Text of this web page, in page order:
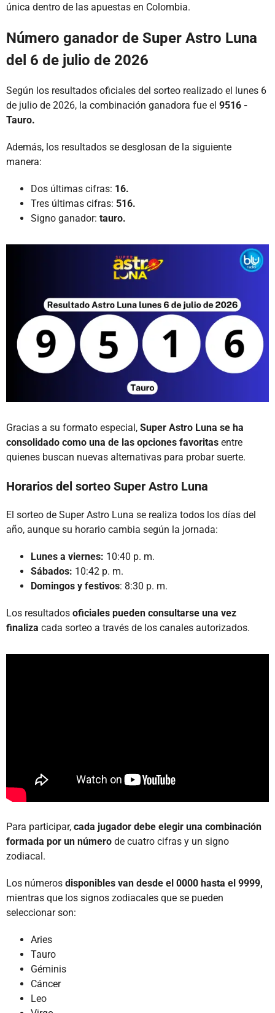
única dentro de las apuestas en Colombia.
Número ganador de Super Astro Luna
del 6 de julio de 2026
Según los resultados oficiales del sorteo realizado el lunes 6
de julio de 2026, la combinación ganadora fue el 9516 -
Tauro.
Además, los resultados se desglosan de la siguiente
manera:
Dos últimas cifras: 16.
Tres últimas cifras: 516.
Signo ganador: tauro.
Gracias a su formato especial, Super Astro Luna se ha
consolidado como una de las opciones favoritas entre
quienes buscan nuevas alternativas para probar suerte.
Horarios del sorteo Super Astro Luna
El sorteo de Super Astro Luna se realiza todos los días del
año, aunque su horario cambia según la jornada:
Lunes a viernes: 10:40 p. m.
Sábados: 10:42 p. m.
Domingos y festivos: 8:30 p. m.
Los resultados oficiales pueden consultarse una vez
finaliza cada sorteo a través de los canales autorizados.
Para participar, cada jugador debe elegir una combinación
formada por un número de cuatro cifras y un signo
zodiacal.
Los números disponibles van desde el 0000 hasta el 9999,
mientras que los signos zodiacales que se pueden
seleccionar son:
Aries
Tauro
Géminis
Cáncer
Leo